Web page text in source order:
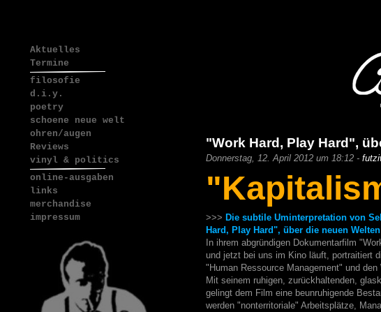
Aktuelles
Termine
filosofie
d.i.y.
poetry
schoene neue welt
ohren/augen
Reviews
vinyl & politics
online-ausgaben
links
merchandise
impressum
"Work Hard, Play Hard",
Donnerstag, 12. April 2012 um 18:12 -
>>> Die subtile Uminterpretation von
Hard, Play Hard", über die neuen
In ihrem abgründigen Dokumentarfilm
und jetzt bei uns im Kino läuft, portraitiert
"Human Ressource Management" und
Mit seinem ruhigen, zurückhaltenden,
gelingt dem Film eine beunruhigende
werden "nonterritoriale" Arbeitsplätze,